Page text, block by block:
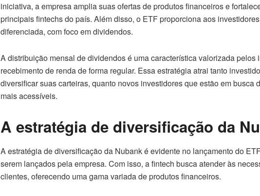
iniciativa, a empresa amplia suas ofertas de produtos financeiros e
principais fintechs do país. Além disso, o ETF proporciona aos
diferenciada, com foco em dividendos.
A distribuição mensal de dividendos é uma característica valorizada pelos
recebimento de renda de forma regular. Essa estratégia atrai tanto
diversificar suas carteiras, quanto novos investidores que estão em busca
mais acessíveis.
A estratégia de diversificação da
A estratégia de diversificação da Nubank é evidente no lançamento do
serem lançados pela empresa. Com isso, a fintech busca atender às
clientes, oferecendo uma gama variada de produtos financeiros.